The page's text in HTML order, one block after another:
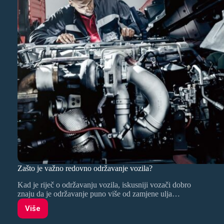
Zašto je važno redovno održavanje vozila?
Kad je riječ o održavanju vozila, iskusniji vozači dobro
znaju da je održavanje puno više od zamjene ulja…
VišeZašto
je